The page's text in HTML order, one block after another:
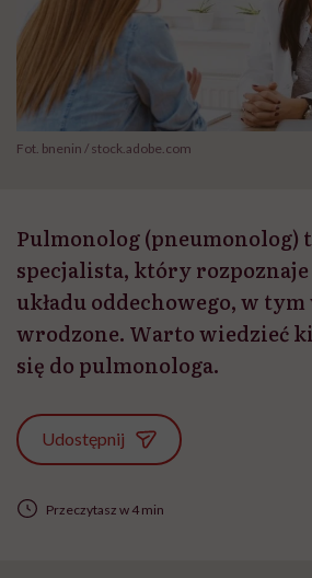
Fot. bnenin / stock.adobe.com
Pulmonolog (pneumonolog)
specjalista, który
układu oddechowego, w
wrodzone. Warto wiedzieć
się do pulmonologa.
Udostępnij
Przeczytasz w 4 min